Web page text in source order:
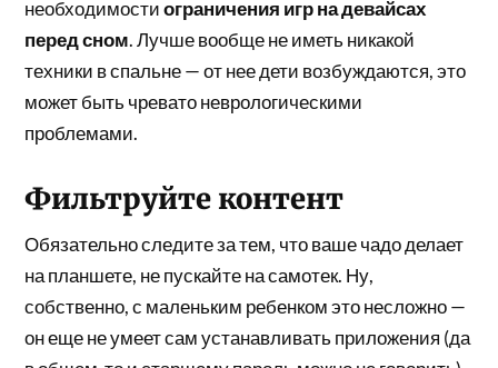
необходимостиограничения игр на девайсах
перед сном. Лучше вообще не иметь никакой
техники в спальне — от нее дети возбуждаются, это
может быть чревато неврологическими
проблемами.
Фильтруйте контент
Обязательно следите за тем, что ваше чадо делает
на планшете, не пускайте на самотек. Ну,
собственно, с маленьким ребенком это несложно —
он еще не умеет сам устанавливать приложения (да